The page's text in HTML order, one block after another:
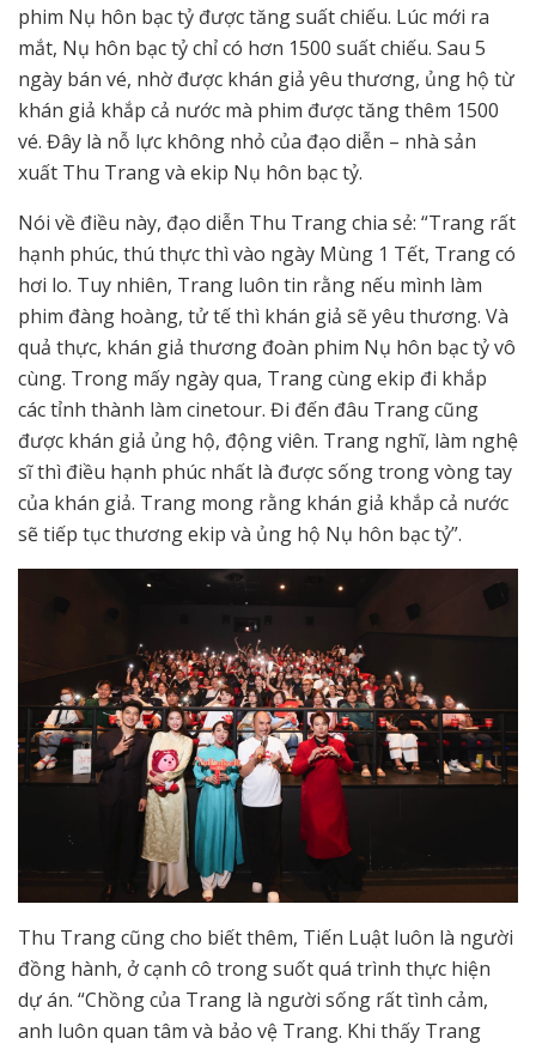
phim Nụ hôn bạc tỷ được tăng suất chiếu. Lúc mới ra
mắt, Nụ hôn bạc tỷ chỉ có hơn 1500 suất chiếu. Sau 5
ngày bán vé, nhờ được khán giả yêu thương, ủng hộ từ
khán giả khắp cả nước mà phim được tăng thêm 1500
vé. Đây là nỗ lực không nhỏ của đạo diễn – nhà sản
xuất Thu Trang và ekip Nụ hôn bạc tỷ.
Nói về điều này, đạo diễn Thu Trang chia sẻ: “Trang rất
hạnh phúc, thú thực thì vào ngày Mùng 1 Tết, Trang có
hơi lo. Tuy nhiên, Trang luôn tin rằng nếu mình làm
phim đàng hoàng, tử tế thì khán giả sẽ yêu thương. Và
quả thực, khán giả thương đoàn phim Nụ hôn bạc tỷ vô
cùng. Trong mấy ngày qua, Trang cùng ekip đi khắp
các tỉnh thành làm cinetour. Đi đến đâu Trang cũng
được khán giả ủng hộ, động viên. Trang nghĩ, làm nghệ
sĩ thì điều hạnh phúc nhất là được sống trong vòng tay
của khán giả. Trang mong rằng khán giả khắp cả nước
sẽ tiếp tục thương ekip và ủng hộ Nụ hôn bạc tỷ”.
Thu Trang cũng cho biết thêm, Tiến Luật luôn là người
đồng hành, ở cạnh cô trong suốt quá trình thực hiện
dự án. “Chồng của Trang là người sống rất tình cảm,
anh luôn quan tâm và bảo vệ Trang. Khi thấy Trang